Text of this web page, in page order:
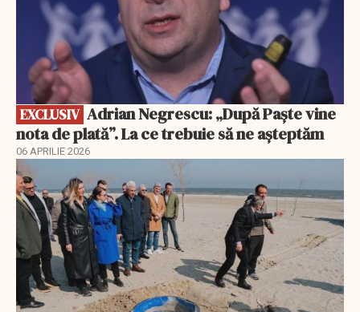
EXCLUSIV
nota de plată”. La ce trebuie să ne așteptăm
06 APRILIE 2026